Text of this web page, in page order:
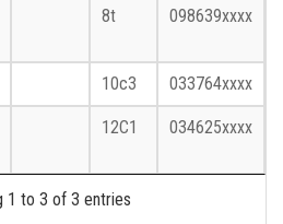
8t 098639xxxx
10c3 033764xxxx
12C1 034625xxxx
1 to 3 of 3 entries